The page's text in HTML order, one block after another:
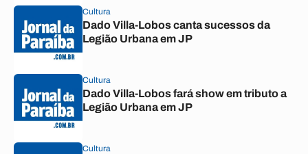
Cultura
Dado Villa-Lobos canta sucessos da
Legião Urbana em JP
Cultura
Dado Villa-Lobos fará show em tributo a
Legião Urbana em JP
Cultura